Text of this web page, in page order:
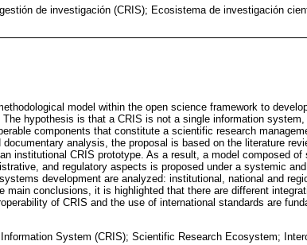
de investigación (CRIS); Ecosistema de investigación
model within the open science framework to
hypothesis is that a CRIS is not a single information
components that constitute a scientific research
analysis, the proposal is based on the literature
institutional CRIS prototype. As a result, a model composed of
and regulatory aspects is proposed under a systemic
development are analyzed: institutional, national and
main conclusions, it is highlighted that there are different
of CRIS and the use of international standards are
System (CRIS); Scientific Research Ecosystem;